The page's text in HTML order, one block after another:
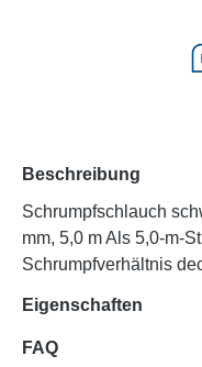
Beschreibung
Schrumpfschlauch
mm, 5,0 m Als 5,0-m-
Schrumpfverhältnis
Eigenschaften
FAQ